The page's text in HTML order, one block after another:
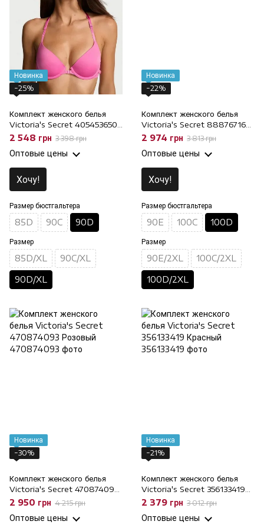
Новинка
−25%
Комплект женского белья
Victoria's Secret 405453650
Розовый, 90D/XL, 90D
2 548 грн 3 398 грн
Оптовые цены
Хочу!
Размер бюстгальтера
85D 90C 90D
Размер
85D/XL 90C/XL
90D/XL
Новинка
−22%
Комплект женского белья
Victoria's Secret 888767169
Розовый, 100D/2XL, 100D
2 974 грн 3 813 грн
Оптовые цены
Хочу!
Размер бюстгальтера
90E 100C 100D
Размер
90E/2XL 100C/2XL
100D/2XL
Новинка
−30%
Комплект женского белья
Victoria's Secret 470874093
Розовый, 100D/XL, 100D
2 950 грн 4 215 грн
Оптовые цены
Новинка
−21%
Комплект женского белья
Victoria's Secret 356133419
Красный, 75B/S, 75B
2 379 грн 3 012 грн
Оптовые цены